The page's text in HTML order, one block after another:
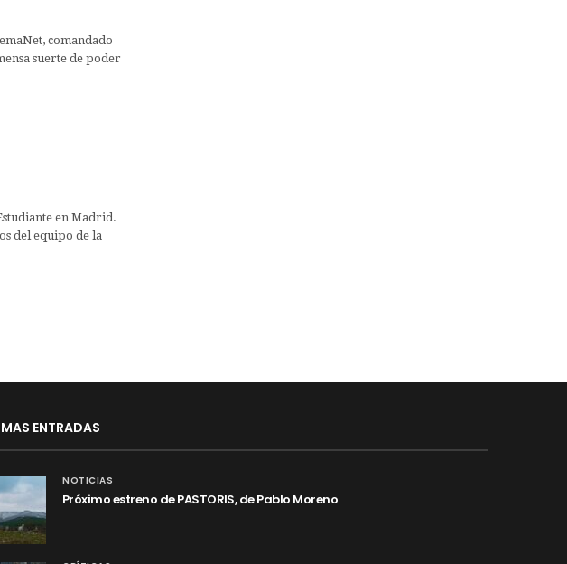
comandado
suerte de poder
en Madrid.
del equipo de la
ENTRADAS
NOTICIAS
Próximo estreno de PASTORIS, de Pablo Moreno